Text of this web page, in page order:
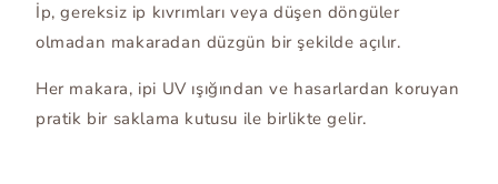
İp, gereksiz ip kıvrımları veya düşen döngüler
olmadan makaradan düzgün bir şekilde açılır.
Her makara, ipi UV ışığından ve hasarlardan koruyan
pratik bir saklama kutusu ile birlikte gelir.